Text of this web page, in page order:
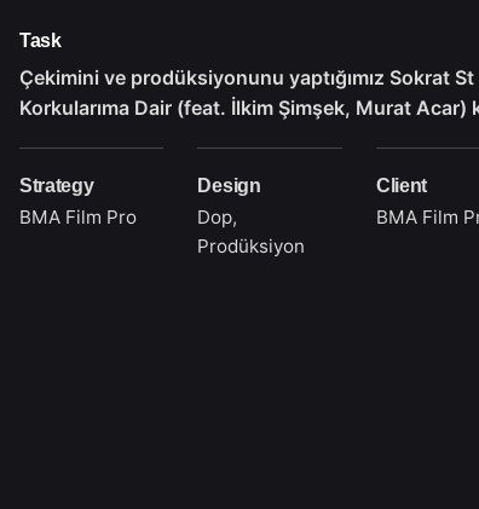
Task
Çekimini ve prodüksiyonunu yaptığımız Sokrat
Korkularıma Dair (feat. İlkim Şimşek, Murat Acar)
Strategy
BMA Film Pro
Design
Dop,
Prodüksiyon
Client
BMA Film